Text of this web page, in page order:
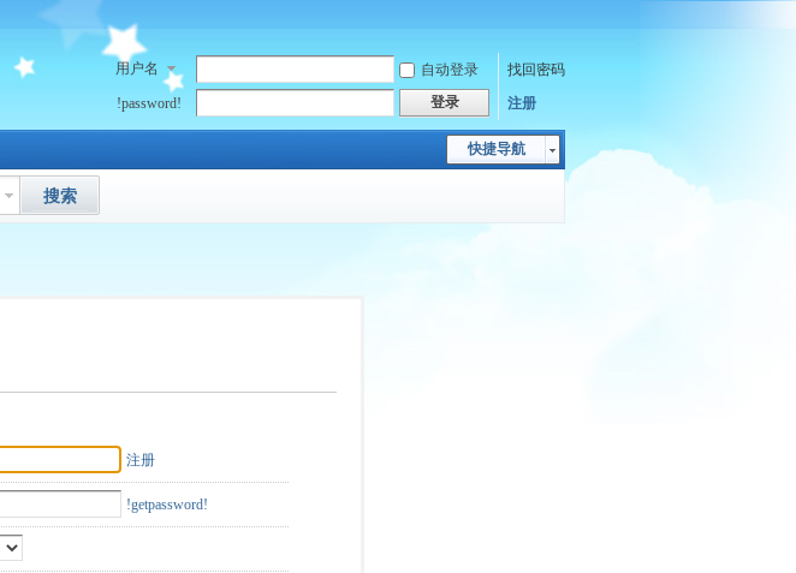
用户名 自动登录
找回密码
!password!
登录 注册
快捷导航
搜索
注册
!getpassword!